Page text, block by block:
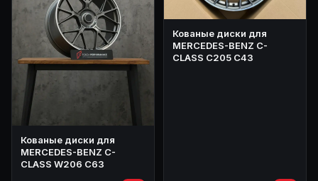
Кованые диски для
MERCEDES-BENZ C-
CLASS W206 C63
Кованые диски для
MERCEDES-BENZ C-
CLASS C205 C43